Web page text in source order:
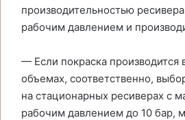
производительностью
рабочим давлением и
— Если покраска
объемах, соответственно,
на стационарных ресиверах с
рабочим давлением до 10 бар,